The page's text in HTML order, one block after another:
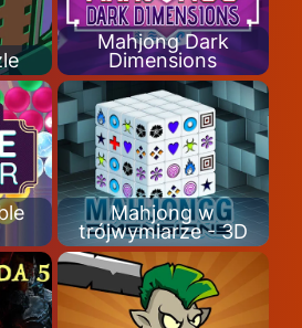
Mahjong Dark
Dimensions
Mahjong w
trójwymiarze - 3D